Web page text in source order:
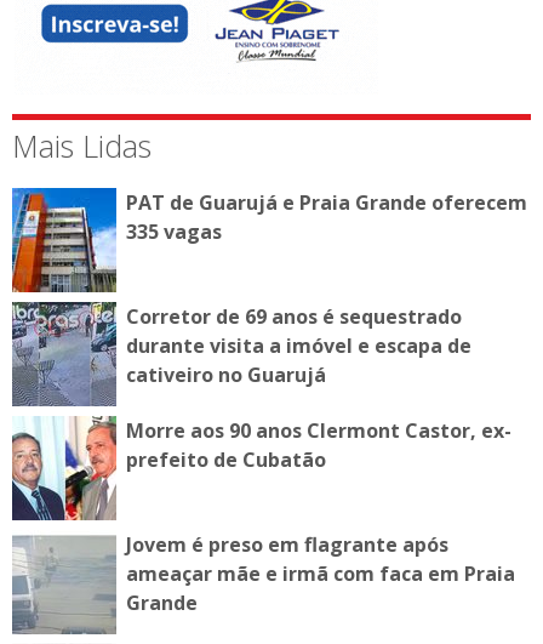
Mais Lidas
PAT de Guarujá e Praia Grande oferecem
335 vagas
Corretor de 69 anos é sequestrado
durante visita a imóvel e escapa de
cativeiro no Guarujá
Morre aos 90 anos Clermont Castor, ex-
prefeito de Cubatão
Jovem é preso em flagrante após
ameaçar mãe e irmã com faca em Praia
Grande